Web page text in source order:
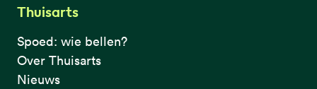
Thuisarts
Spoed: wie bellen?
Over Thuisarts
Nieuws